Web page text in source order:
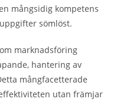
mångsidig kompetens
sömlöst.
marknadsföring
hantering av
mångfacetterade
utan främjar